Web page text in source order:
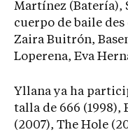
Martínez (Batería),
cuerpo de baile
Zaira Buitrón,
Loperena, Eva
Yllana ya ha
talla de 666 (1998),
(2007), The Hole